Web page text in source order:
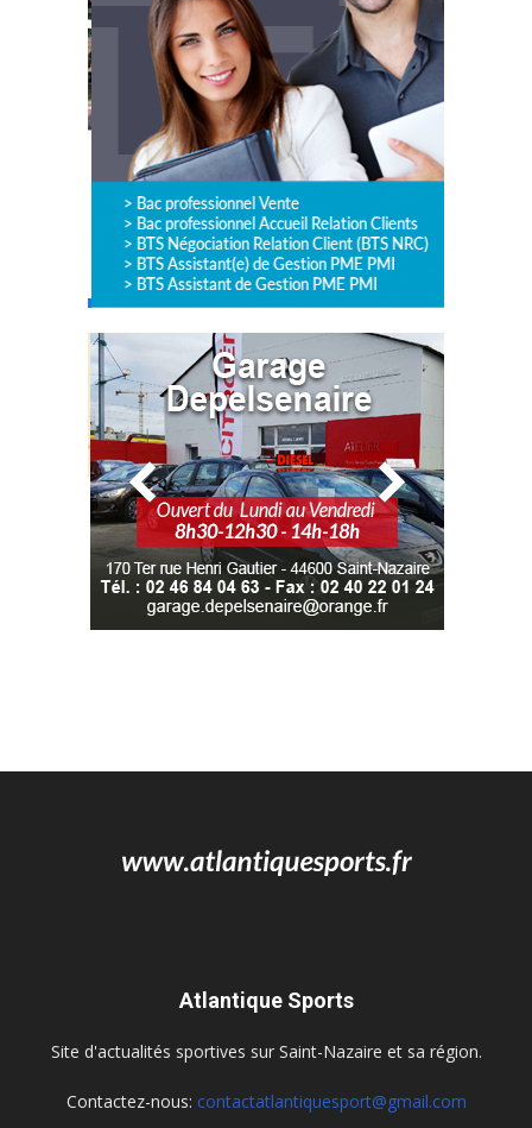
Atlantique Sports
Site d'actualités sportives sur Saint-Nazaire et sa région.
Contactez-nous: contactatlantiquesport@gmail.com